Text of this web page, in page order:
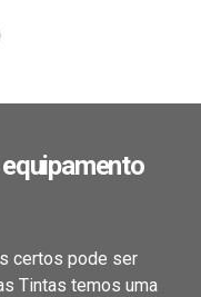
certos pode ser
Tintas temos uma